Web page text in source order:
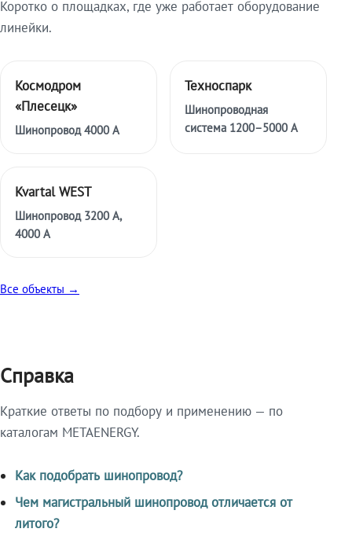
Коротко о площадках, где уже работает оборудование
линейки.
Космодром
«Плесецк»
Шинопровод 4000 А
Техноспарк
Шинопроводная
система 1200–5000 А
Kvartal WEST
Шинопровод 3200 А,
4000 А
Все объекты →
Справка
Краткие ответы по подбору и применению — по
каталогам METAENERGY.
Как подобрать шинопровод?
Чем магистральный шинопровод отличается от
литого?